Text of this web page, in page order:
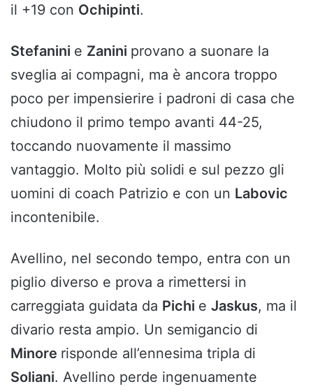
il +19 con Ochipinti.
Stefanini e Zanini provano a suonare la
sveglia ai compagni, ma è ancora troppo
poco per impensierire i padroni di casa che
chiudono il primo tempo avanti 44-25,
toccando nuovamente il massimo
vantaggio. Molto più solidi e sul pezzo gli
uomini di coach Patrizio e con un Labovic
incontenibile.
Avellino, nel secondo tempo, entra con un
piglio diverso e prova a rimettersi in
carreggiata guidata da Pichi e Jaskus, ma il
divario resta ampio. Un semigancio di
Minore risponde all’ennesima tripla di
Soliani. Avellino perde ingenuamente